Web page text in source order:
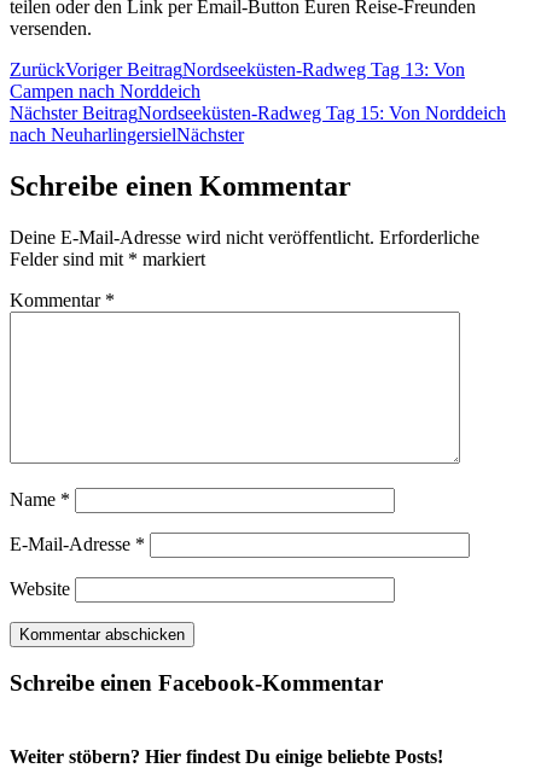
teilen oder den Link per Email-Button Euren Reise-Freunden
versenden.
ZurückVoriger BeitragNordseeküsten-Radweg Tag 13: Von
Campen nach Norddeich
Nächster BeitragNordseeküsten-Radweg Tag 15: Von Norddeich
nach NeuharlingersielNächster
Schreibe einen Kommentar
Deine E-Mail-Adresse wird nicht veröffentlicht. Erforderliche
Felder sind mit * markiert
Kommentar *
Name *
E-Mail-Adresse *
Website
Schreibe einen Facebook-Kommentar
Weiter stöbern? Hier findest Du einige beliebte Posts!